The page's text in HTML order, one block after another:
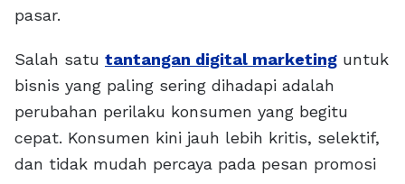
pasar.
Salah satu tantangan digital marketing untuk
bisnis yang paling sering dihadapi adalah
perubahan perilaku konsumen yang begitu
cepat. Konsumen kini jauh lebih kritis, selektif,
dan tidak mudah percaya pada pesan promosi